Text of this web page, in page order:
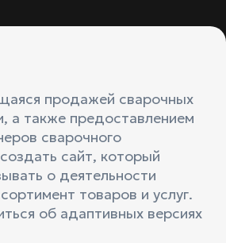
продажей сварочных
а также предоставлением
сварочного
сайт, который
о деятельности
товаров и услуг.
об адаптивных версиях